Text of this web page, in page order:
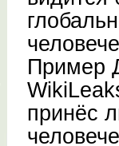
Пример
принёс